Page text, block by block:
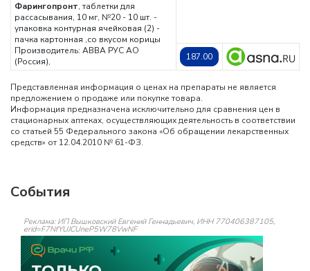
Фарингопронт, таблетки для
рассасывания, 10 мг, №20 - 10 шт. -
упаковка контурная ячейковая (2) -
пачка картонная ,со вкусом корицы
Производитель: АВВА РУС АО
(Россия),
187.00
Представленная информация о ценах на препараты не является
предложением о продаже или покупке товара.
Информация предназначена исключительно для сравнения цен в
стационарных аптеках, осуществляющих деятельность в соответствии
со статьей 55 Федерального закона «Об обращении лекарственных
средств» от 12.04.2010 № 61-ФЗ.
События
Реклама: ИП Вышковский Евгений Геннадьевич, ИНН 770406387105,
erid=F7NfYUJCUneP5W78VwNF